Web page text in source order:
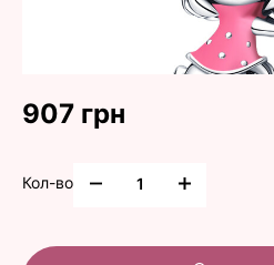
907 грн
Кол-во